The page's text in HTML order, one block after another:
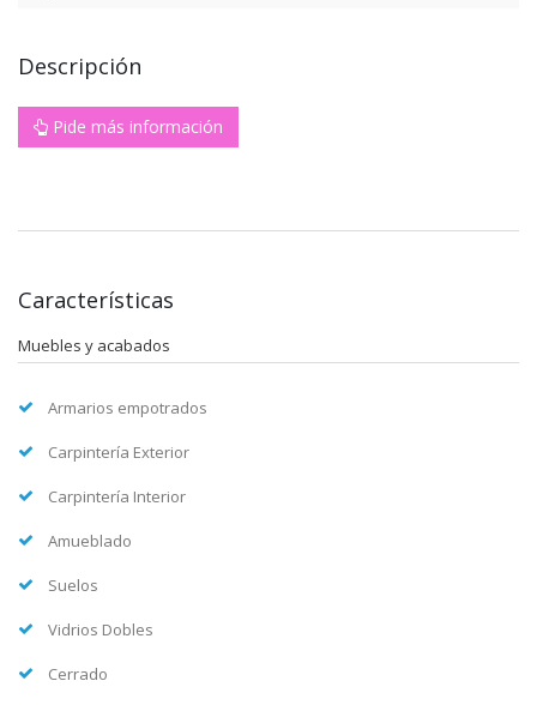
Descripción
Pide más información
Características
Muebles y acabados
Armarios empotrados
Carpintería Exterior
Carpintería Interior
Amueblado
Suelos
Vidrios Dobles
Cerrado